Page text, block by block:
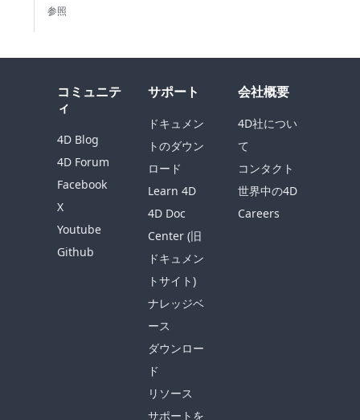
参照
コミュニテ
ィ
4D Blog
4D Forum
Facebook
X
Youtube
Github
サポート
ドキュメン
トのダウン
ロード
Learn 4D
4D Doc
Center (旧
ドキュメン
トサイト)
ナレッジベ
ース
ダウンロー
ド
リソース
サポートを
会社概要
4D社につい
て
コンタクト
世界中の4D
Careers